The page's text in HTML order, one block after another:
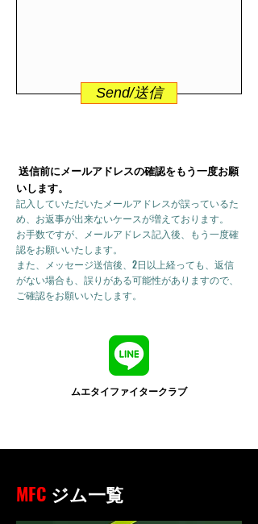
Send/送信
送信前にメールアドレスの確認をもう一度お願
いします。
記入していただいたメールアドレスが誤っているた
め、お返事が出来ないケースが増えております。
お手数ですが、メールアドレス記入後、もう一度確
認をお願いいたします。
また、メッセージ送信後、2日以上経っても、返信
がない場合も、誤りがある可能性がありますので、
ご確認をお願いいたします。
ムエタイファイタークラブ
MFC ジム一覧